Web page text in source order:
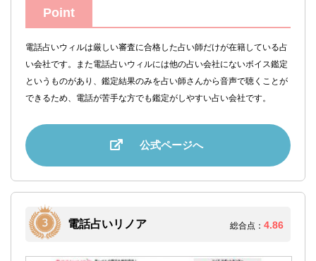
Point
電話占いウィルは厳しい審査に合格した占い師だけが在籍している占
い会社です。また電話占いウィルには他の占い会社にないボイス鑑定
というものがあり、鑑定結果のみを占い師さんから音声で聴くことが
できるため、電話が苦手な方でも鑑定がしやすい占い会社です。
公式ページへ
電話占いリノア 総合点： 4.86